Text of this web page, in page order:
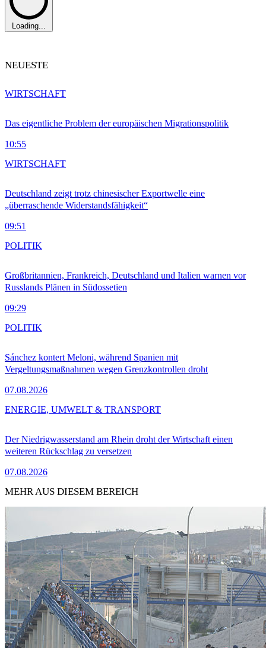
Loading...
NEUESTE
Das eigentliche Problem der europäischen Migrationspolitik
10:55
WIRTSCHAFT
Deutschland zeigt trotz chinesischer Exportwelle eine
„überraschende Widerstandsfähigkeit“
09:51
WIRTSCHAFT
Großbritannien, Frankreich, Deutschland und Italien warnen vor
Russlands Plänen in Südossetien
09:29
POLITIK
Sánchez kontert Meloni, während Spanien mit
Vergeltungsmaßnahmen wegen Grenzkontrollen droht
07.08.2026
POLITIK
Der Niedrigwasserstand am Rhein droht der Wirtschaft einen
weiteren Rückschlag zu versetzen
07.08.2026
ENERGIE, UMWELT & TRANSPORT
MEHR AUS DIESEM BEREICH